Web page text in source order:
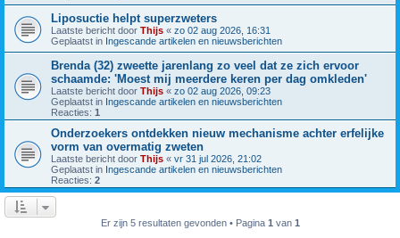
Liposuctie helpt superzweters
Laatste bericht door Thijs « zo 02 aug 2026, 16:31
Geplaatst in Ingescande artikelen en nieuwsberichten
Brenda (32) zweette jarenlang zo veel dat ze zich ervoor
schaamde: 'Moest mij meerdere keren per dag omkleden'
Laatste bericht door Thijs « zo 02 aug 2026, 09:23
Geplaatst in Ingescande artikelen en nieuwsberichten
Reacties: 1
Onderzoekers ontdekken nieuw mechanisme achter erfelijke
vorm van overmatig zweten
Laatste bericht door Thijs « vr 31 jul 2026, 21:02
Geplaatst in Ingescande artikelen en nieuwsberichten
Reacties: 2
Er zijn 5 resultaten gevonden • Pagina 1 van 1